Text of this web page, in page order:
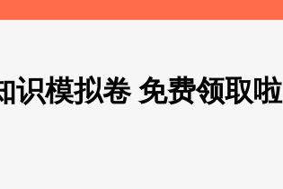
识模拟卷 免费领取啦